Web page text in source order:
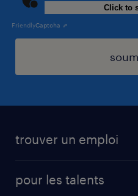
Click to
FriendlyCaptcha ⇗
trouver un emploi
cdi
pour les talents